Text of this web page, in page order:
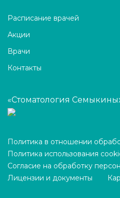
Расписание врачей
Акции
Врачи
Контакты
«Стоматология
Политика в отношении
Политика использования
Согласие на обработку
Лицензии и документы